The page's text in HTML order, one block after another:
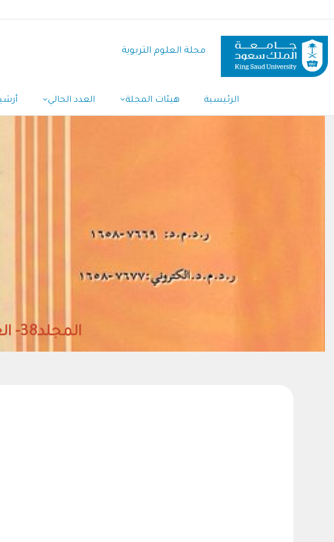
المحتوى
الرئيسي
مجلة العلوم التربوية
Navigation
الرئيسية هيئات المجلة العدد الحالي
المجلد38- العدد (2) مايو(2027)م شعبان 1447هـ